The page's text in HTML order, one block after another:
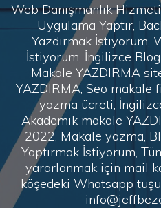
Web Danışmanlık
Uygulama Yaptır,
Yazdırmak İstiyorum,
İstiyorum, İngilizce
Makale YAZDIRMA
YAZDIRMA, Seo makale
yazma ücreti,
Akademik makale
2022, Makale yazma,
Yaptırmak İstiyorum,
yararlanmak için mail
köşedeki Whatsapp